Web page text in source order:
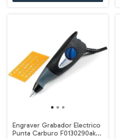
Engraver Grabador Electrico
Punta Carburo F0130290ak